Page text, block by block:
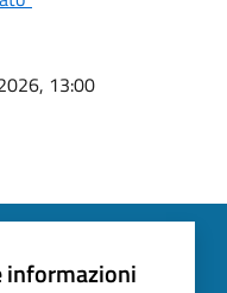
13:00
informazioni